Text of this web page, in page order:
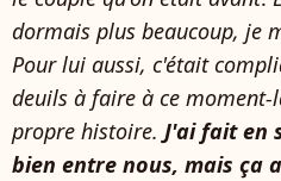
dormais plus beaucoup, je
Pour lui aussi, c'était
deuils à faire à ce
propre histoire. J'ai fait en
bien entre nous, mais ça